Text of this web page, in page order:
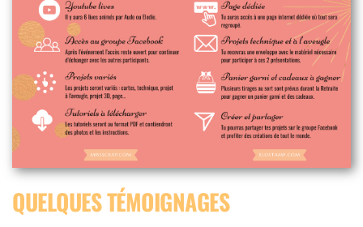
QUELQUES TÉMOIGNAGES